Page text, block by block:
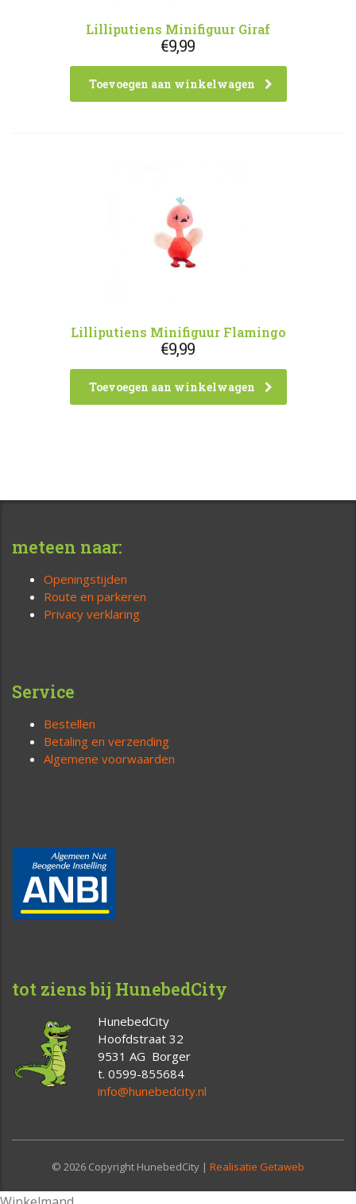
Lilliputiens Minifiguur Giraf
€9,99
Toevoegen aan winkelwagen
Lilliputiens Minifiguur Flamingo
€9,99
Toevoegen aan winkelwagen
meteen naar:
Openingstijden
Route en parkeren
Privacy verklaring
Service
Bestellen
Betaling en verzending
Algemene voorwaarden
tot ziens bij HunebedCity
HunebedCity
Hoofdstraat 32
9531 AG Borger
t. 0599-855684
info@hunebedcity.nl
© 2026 Copyright HunebedCity | Realisatie Getaweb